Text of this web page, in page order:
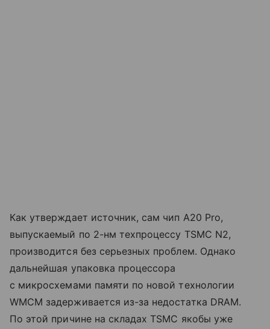
Как утверждает источник, сам чип A20 Pro,
выпускаемый по 2-нм техпроцессу TSMC N2,
производится без серьезных проблем. Однако
дальнейшая упаковка процессора
с микросхемами памяти по новой технологии
WMCM задерживается из-за недостатка DRAM.
По этой причине на складах TSMC якобы уже